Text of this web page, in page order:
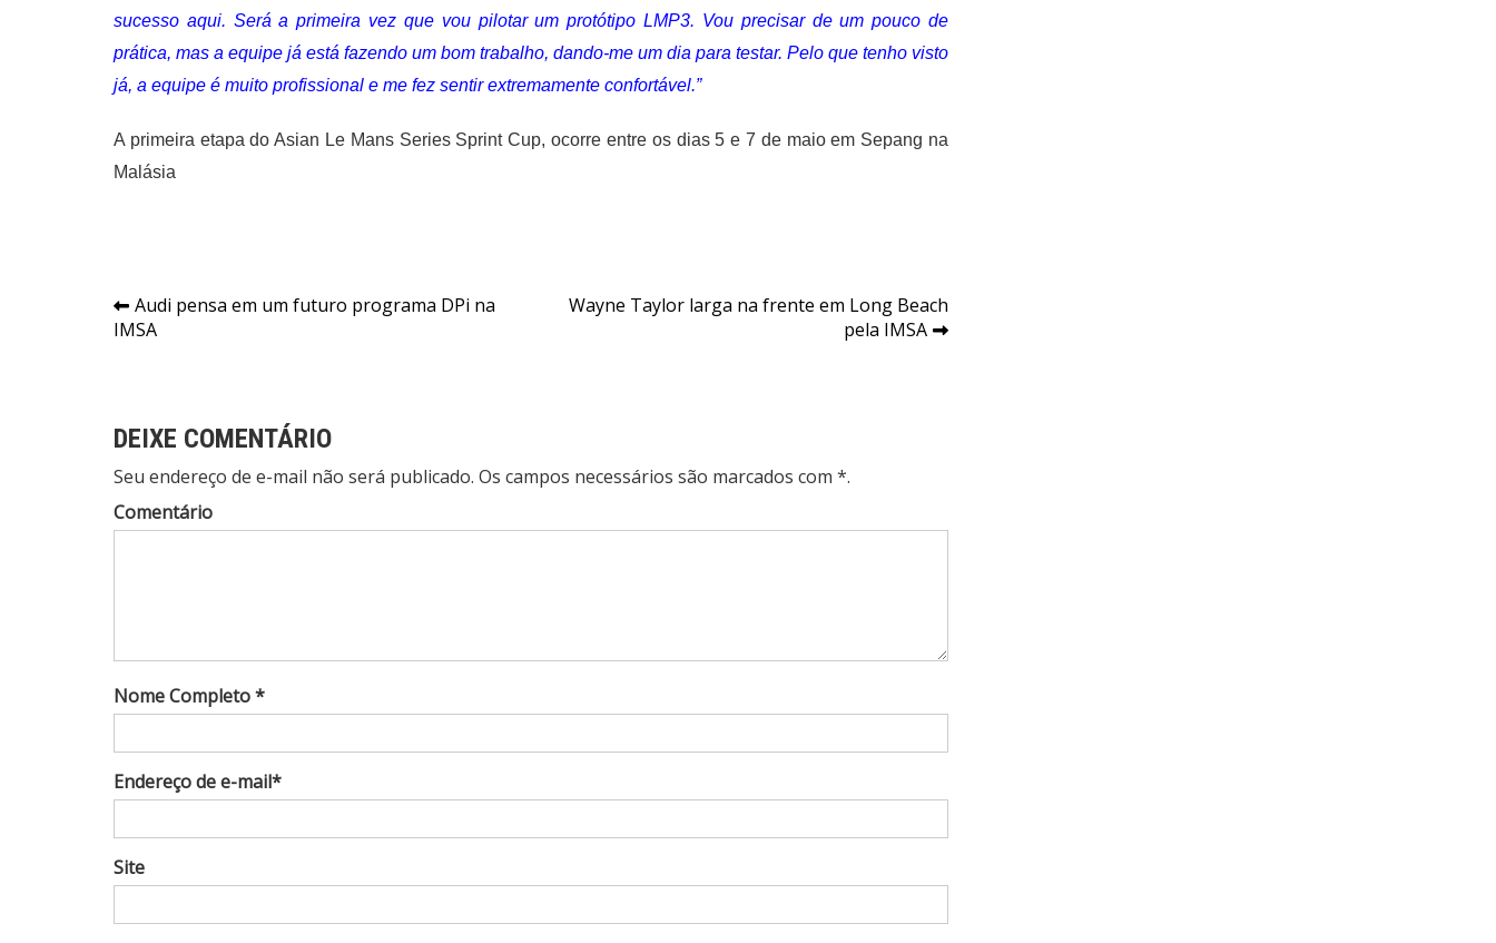
sucesso aqui. Será a primeira vez que vou pilotar um protótipo LMP3. Vou precisar de um pouco de
prática, mas a equipe já está fazendo um bom trabalho, dando-me um dia para testar. Pelo que tenho visto
já, a equipe é muito profissional e me fez sentir extremamente confortável.”
A primeira etapa do Asian Le Mans Series Sprint Cup, ocorre entre os dias 5 e 7 de maio em Sepang na
Malásia
Navegação
de
Audi pensa em um futuro programa DPi na
IMSA
Wayne Taylor larga na frente em Long Beach
pela IMSA
DEIXE COMENTÁRIO
Seu endereço de e-mail não será publicado. Os campos necessários são marcados com *.
Comentário
Nome Completo *
Endereço de e-mail*
Site